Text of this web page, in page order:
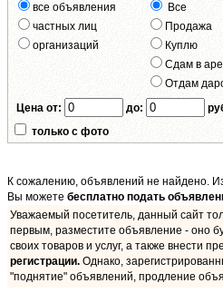
все объявления
частных лиц
организаций
Все
Продажа
Куплю
Сдам в
Отдам
Цена от: до:
только с фото
К сожалению, объявлений не найдено.
Вы можете бесплатно подать
Уважаемый посетитель, данный сайт
первым, разместите объявление - оно
своих товаров и услуг, а также внести
регистрации. Однако,
"поднятие" объявлений, продление